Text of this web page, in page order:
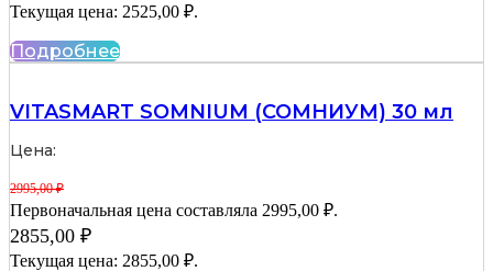
Текущая цена: 2525,00 ₽.
Подробнее
VITASMART SOMNIUM (СОМНИУМ) 30 мл
Цена:
2995,00₽
Первоначальная цена составляла 2995,00 ₽.
2855,00 ₽
Текущая цена: 2855,00 ₽.